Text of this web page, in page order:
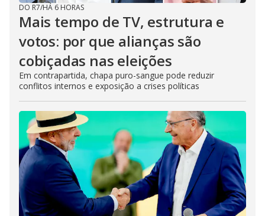
DO R7/HÁ 6 HORAS
Mais tempo de TV, estrutura e
votos: por que alianças são
cobiçadas nas eleições
Em contrapartida, chapa puro-sangue pode reduzir
conflitos internos e exposição a crises políticas